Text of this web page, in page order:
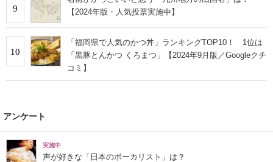
9
【2024年版・人気投票実施中】
10
「福岡県で人気のかつ丼」ランキングTOP10！ 1位は
「黒豚とんかつ くろまつ」【2024年9月版／Googleクチ
コミ】
アンケート
実施中
声が好きな「日本のボーカリスト」は？